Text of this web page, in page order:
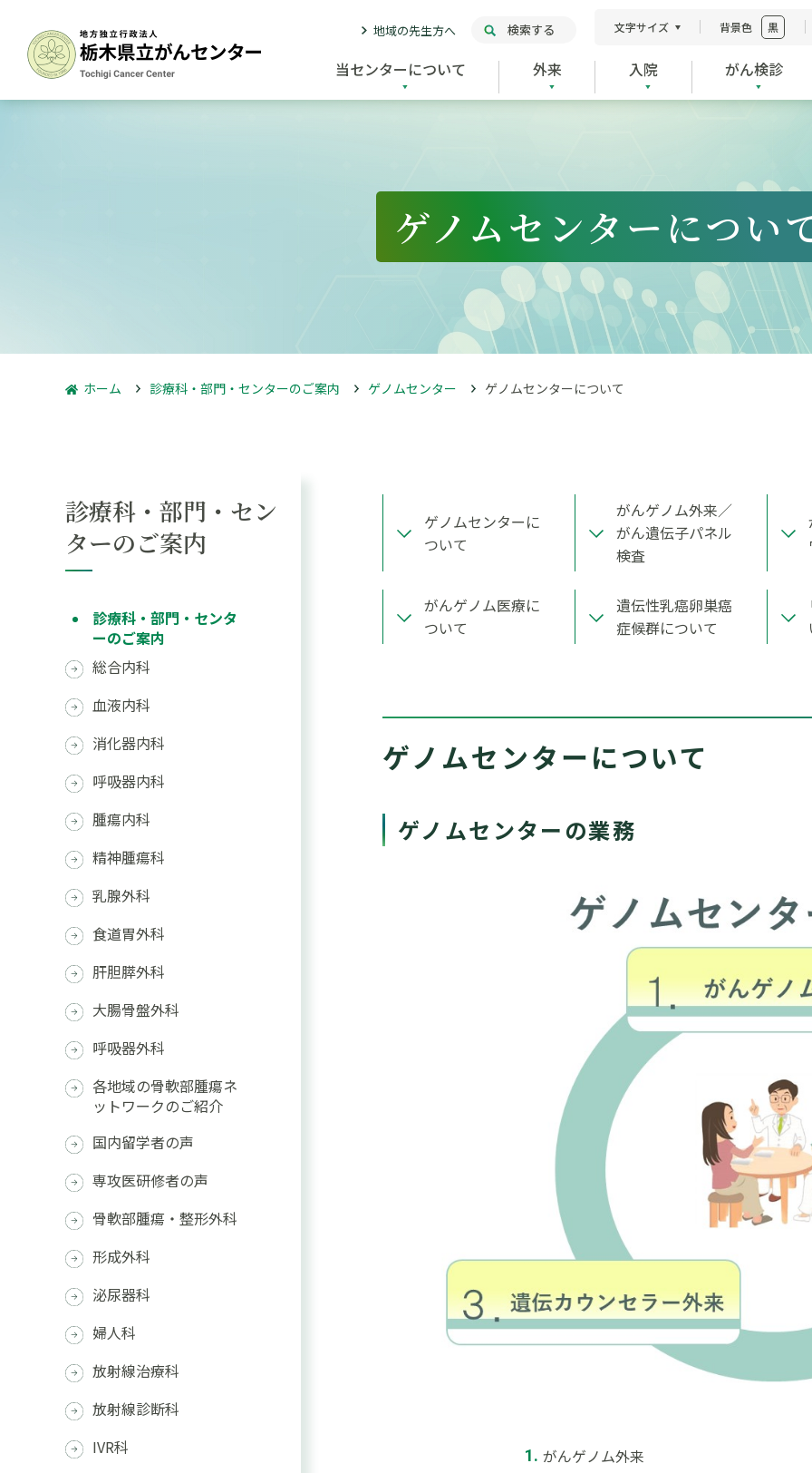
地域の先生方へ 検索する 文字サイズ 背景色 黒
当センターについて 外来 入院 がん検診
ゲノムセンターについ
ホーム 診療科・部門・センターのご案内 ゲノムセンター ゲノムセンターについて
ゲノムセンターに
ついて
がんゲノム外来／
がん遺伝子パネル
検査
がんゲノム医療に
ついて
遺伝性乳癌卵巣癌
症候群について
ゲノムセンターについて
ゲノムセンターの業務
がんゲノム外来
診療科・部門・セン
ターのご案内
診療科・部門・センタ
ーのご案内
総合内科
血液内科
消化器内科
呼吸器内科
腫瘍内科
精神腫瘍科
乳腺外科
食道胃外科
肝胆膵外科
大腸骨盤外科
呼吸器外科
各地域の骨軟部腫瘍ネ
ットワークのご紹介
国内留学者の声
専攻医研修者の声
骨軟部腫瘍・整形外科
形成外科
泌尿器科
婦人科
放射線治療科
放射線診断科
IVR科